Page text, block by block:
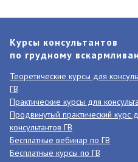
Курсы консультантов
по грудному
Теоретические курсы для
ГВ
Практические курсы для
Продвинутый практический курс
консультантов ГВ
Бесплатные вебинар по ГВ
Бесплатные курсы по ГВ